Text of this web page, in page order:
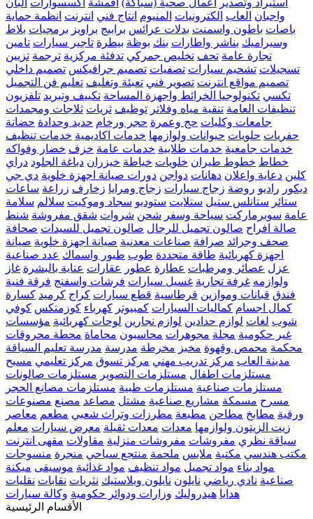
واجبان العاب الكترونيات المنيوم انتاج فني انترنت انظمة حماية
باصات باطون واسمنت بدلات عرائس برابيج براويز برمجيات بلاط
وسيراميك بناشر واطارات بنك بوظة بيطرة تاجير سيارات تامين
تجارة عامة تحف تخليص جمركي تدفئة مركزية ترجمة تزيين
تسجيلات تشحيم سيارات تصفيات تصميم جرافيكس تصميم داخلي
تصميم مواقع انترنت تصوير فني تعبئة وتغليف تعليم فن التجميل
تكسي تكنولوجيا الخرائط واجهزة المساحة تكييف وتبريد تلفزيون
تنظيفات العامة تنقية مياه وفلاتر توظيف ثريات ثلاجات ومجمدات
جامعات وكليات حج وعمرة حجر ورخام حديد وحدادة حضانة
حفريات حلويات حيوانات ولوازمها خدمات اكاديمية خدمات تنظيف
خدمات جامعية خدمات طلابية خدمات عامة خزف خضار وفواكه
خطاط خطوط طيران خلويات خياطة خيزران دباغة الجلود دراي
كلين دعاية واعلان دهانات دواجن دورات صيانة اجهزة خلوية دي جي
ديكور راديو روضة زجاج سيارات زجاج ومرايا زخارف زراعة ساعات
ستائر ستانلس ستيل ستلايت ستوديو سجاد وموكيت سلالم سلامة
عامة سوبرماركت سياحة وسفر شحن شروات شقق مفروشة شنط
صالة افراح صالون تجميل للرجال صالون تجميل للسيدات صحافة
صحف وجرائد صرافة صناعات معدنية صيانة اجهزة خلوية صيانة
اجهزة كهربائية طاقة متجددة طوب طيور واسماك عدد صناعية
عزل عصائر ومرطبات عطارة عطور عقارات عناية بالبشرة غاز
ولوازمه غرفة تجارية غسيل سيارات فرشات واسفنج فرقة فنية
فندق قبانات وموازين قرطاسية قطع سيارات كراج كرميد كسارة
كمال اجسام كماليات السيارات كمبيوتر كهرباء كوزمتكس كوفي
شوب لغات لوازم حدادين لوازم نجارين لوحات كهربائية مؤسسات
غير حكومية مجلة مجوهرات محاسبون محاماة محطة محروقات
محكمة محمص وقهوة مخبز مخرطة مدرسة مدرسة تعليم السياقة
مدينة العاب مركز تدريب مهني مركز تسوق مركز تعليمي مسبح
مستلزمات اطفال مستلزمات التصوير مستلزمات صالونات
مستلزمات صناعية مستلزمات طبية مستلزمات مصانع الحجر
مسرح مسمكة مشاريع صناعية مشتل مصاعد مصنع مصنوعات
ورقية مطابخ مطاحن مطبعة مطرزات وتراث شعبي مطعم معاصر
زيت الزيتون ولوازمها معدات معدات ثقيلة معرض سيارات معلم
سياقة نظري مفروشات مفروشات منزلية مقاولات مقهى انترنت
مكتب هندسي مكتبة ملابس ملحمة منتجع سياحي منجرة منسوجات
مواد بناء مواد تجميل مواد تنظيف مواد غذائية موسيقى ميكنة
صناعية نادي رياضي نايلون نايلون وبلاستيك نثريات نقابات نقليات
هدايا هيدروليك وزارات ودوائر حكومية وكالة سيارات
الأقسام الرئيسية